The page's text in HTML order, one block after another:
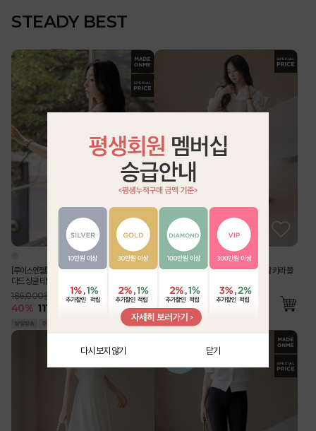
STEADY BEST
[루이스엔젤] 사각사각 린넨 라이크 벨트SET 스탠
다드 싱글 테일러드 자켓
186,000원
40% 111,500
[Theonme] 구김 Zero 링클 지지미 반팔 카라 블
76,000원
55% 34,500
다시 보지 않기 닫기